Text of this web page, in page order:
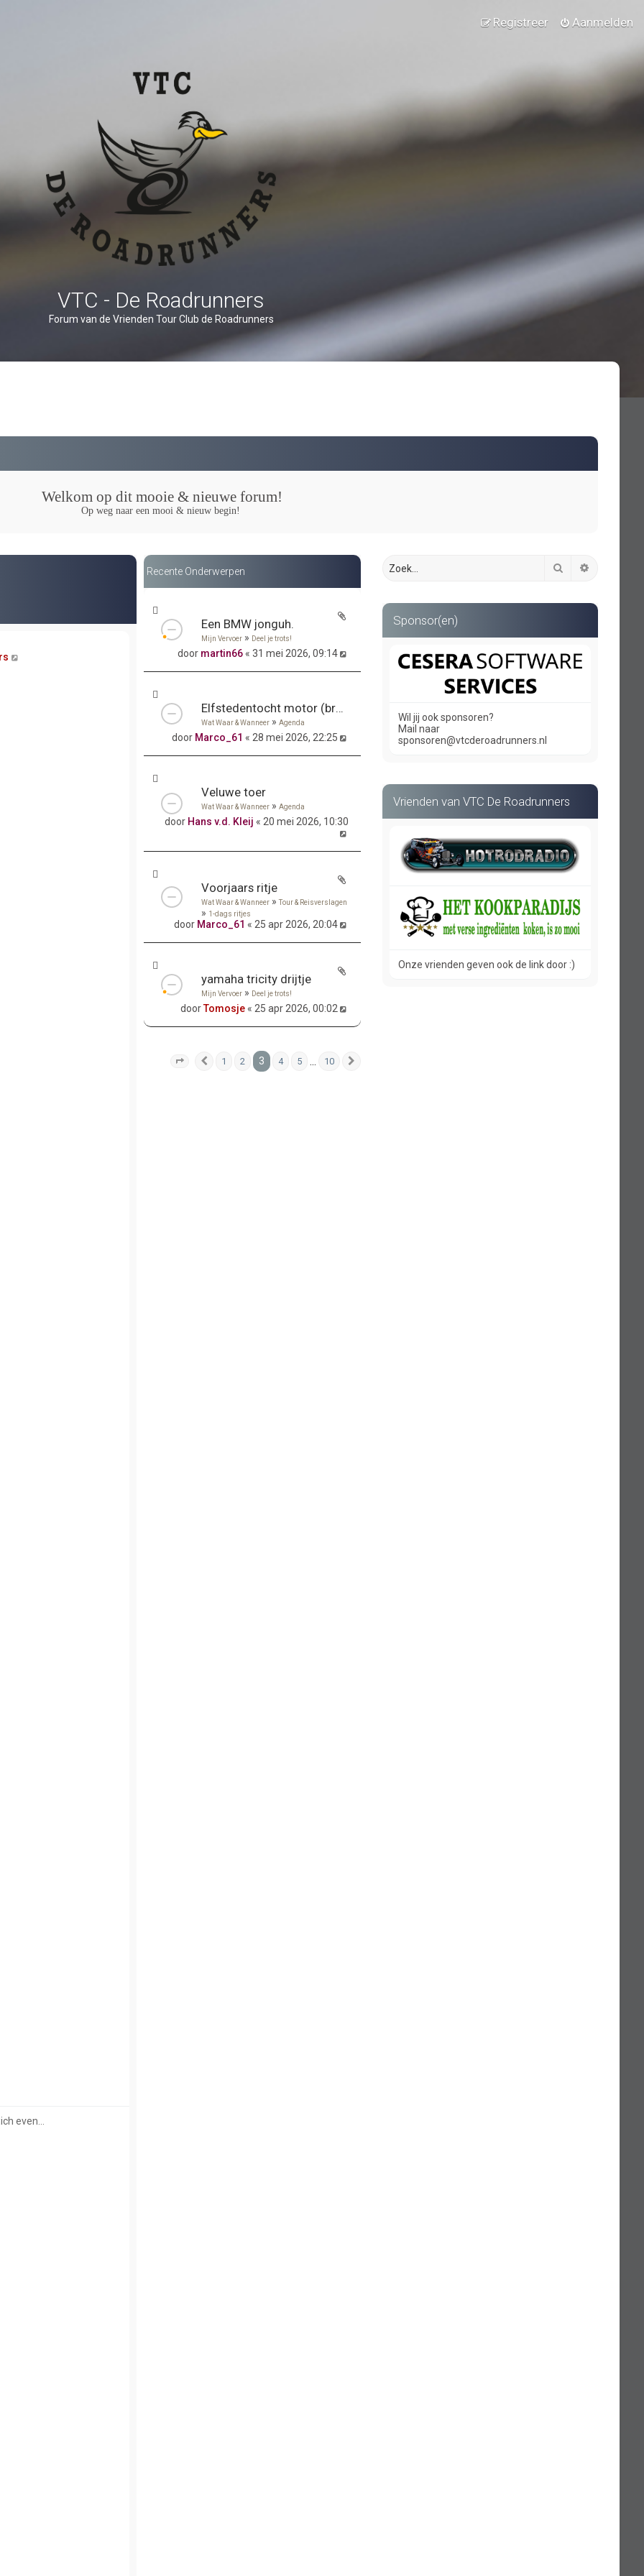
Aanmelden
Registreer
VTC - De Roadrunners
Forum van de Vrienden Tour Club de Roadrunners
Welkom op dit mooie & nieuwe forum!
Op weg naar een mooi & nieuw begin!
Recente Onderwerpen
Een BMW jonguh.
Mijn Vervoer » Deel je trots!
door martin66« 31 mei 2026, 09:14
Elfstedentocht motor (bromfiets) 2027.!
Wat Waar & Wanneer »Agenda
door Marco_61 « 28 mei 2026, 22:25
Veluwe toer
Wat Waar & Wanneer »Agenda
door Hans v.d. Kleij « 20 mei 2026, 10:30
Voorjaars ritje
Wat Waar & Wanneer »Tour & Reisverslagen
» 1-dags ritjes
door Marco_61 « 25 apr 2026, 20:04
yamaha tricity drijtje
Mijn Vervoer » Deel je trots!
doorTomosje« 25 apr 2026, 00:02
Pagina van10
Vorige
1 2 3 4 5 10
even…
Zoek
Sponsor(en)
Wil jij ook sponsoren?
Mail naar
sponsoren@vtcderoadrunners.nl
Vrienden van VTC De Roadrunners
Onze vrienden geven ook de link door :)